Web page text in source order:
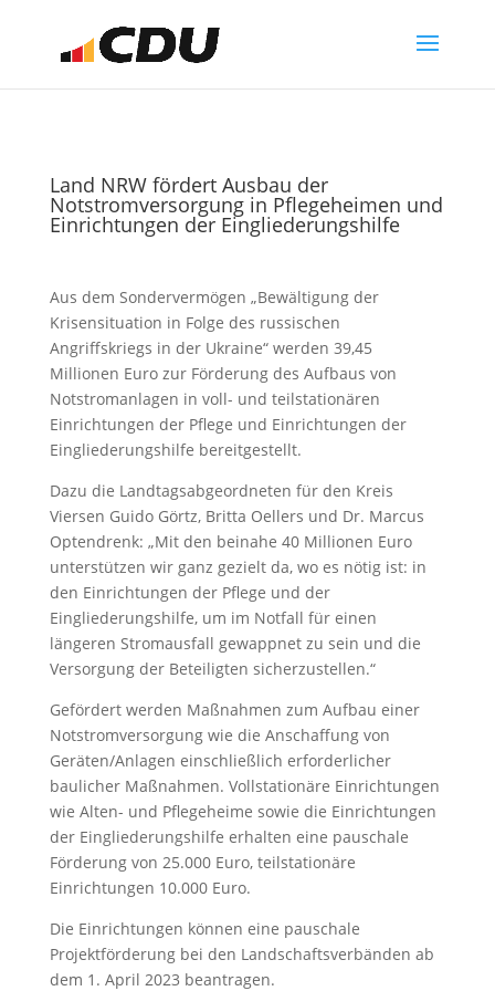
Land NRW fördert Ausbau der
Notstromversorgung in Pflegeheimen und
Einrichtungen der Eingliederungshilfe
Aus dem Sondervermögen „Bewältigung der
Krisensituation in Folge des russischen
Angriffskriegs in der Ukraine“ werden 39,45
Millionen Euro zur Förderung des Aufbaus von
Notstromanlagen in voll- und teilstationären
Einrichtungen der Pflege und Einrichtungen der
Eingliederungshilfe bereitgestellt.
Dazu die Landtagsabgeordneten für den Kreis
Viersen Guido Görtz, Britta Oellers und Dr. Marcus
Optendrenk: „Mit den beinahe 40 Millionen Euro
unterstützen wir ganz gezielt da, wo es nötig ist: in
den Einrichtungen der Pflege und der
Eingliederungshilfe, um im Notfall für einen
längeren Stromausfall gewappnet zu sein und die
Versorgung der Beteiligten sicherzustellen.“
Gefördert werden Maßnahmen zum Aufbau einer
Notstromversorgung wie die Anschaffung von
Geräten/Anlagen einschließlich erforderlicher
baulicher Maßnahmen. Vollstationäre Einrichtungen
wie Alten- und Pflegeheime sowie die Einrichtungen
der Eingliederungshilfe erhalten eine pauschale
Förderung von 25.000 Euro, teilstationäre
Einrichtungen 10.000 Euro.
Die Einrichtungen können eine pauschale
Projektförderung bei den Landschaftsverbänden ab
dem 1. April 2023 beantragen.